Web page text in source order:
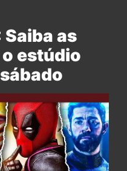
as
estúdio